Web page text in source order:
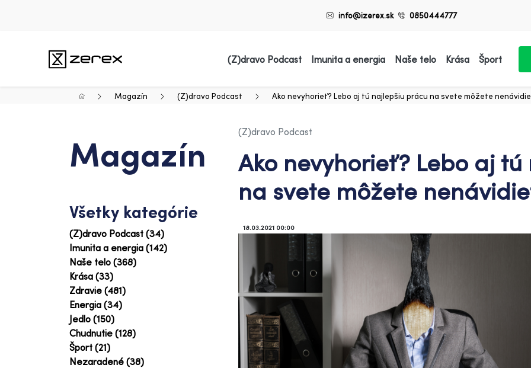
info@izerex.sk 0850444777
(Z)dravo Podcast Imunita a energia Naše telo Krása Šport
Magazín (Z)dravo Podcast Ako nevyhorieť? Lebo aj tú najlepšiu prácu na svete môžete
Magazín
Všetky kategórie
(Z)dravo Podcast (34)
Imunita a energia (142)
Naše telo (368)
Krása (33)
Zdravie (481)
Energia (34)
Jedlo (150)
Chudnutie (128)
Šport (21)
Nezaradené (38)
(Z)dravo Podcast
Ako nevyhorieť? Lebo aj
na svete môžete
18.03.2021 00:00